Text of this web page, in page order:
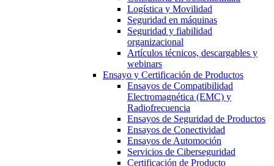
Logística y Movilidad
Seguridad en máquinas
Seguridad y fiabilidad
organizacional
Artículos técnicos, descargables y
webinars
Ensayo y Certificación de Productos
Ensayos de Compatibilidad
Electromagnética (EMC) y
Radiofrecuencia
Ensayos de Seguridad de Productos
Ensayos de Conectividad
Ensayos de Automoción
Servicios de Ciberseguridad
Certificación de Producto